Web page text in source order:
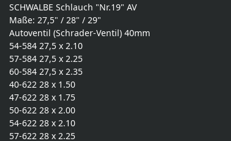
SCHWALBE Schlauch "Nr.19" AV
Maße: 27,5" / 28" / 29"
Autoventil (Schrader-Ventil) 40mm
54-584 27,5 x 2.10
57-584 27,5 x 2.25
60-584 27,5 x 2.35
40-622 28 x 1.50
47-622 28 x 1.75
50-622 28 x 2.00
54-622 28 x 2.10
57-622 28 x 2.25